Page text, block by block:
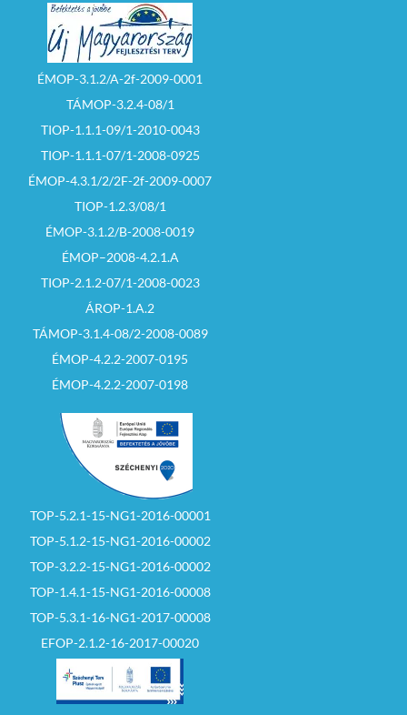
ÉMOP-3.1.2/A-2f-2009-0001
TÁMOP-3.2.4-08/1
TIOP-1.1.1-09/1-2010-0043
TIOP-1.1.1-07/1-2008-0925
ÉMOP-4.3.1/2/2F-2f-2009-0007
TIOP-1.2.3/08/1
ÉMOP-3.1.2/B-2008-0019
ÉMOP–2008-4.2.1.A
TIOP-2.1.2-07/1-2008-0023
ÁROP-1.A.2
TÁMOP-3.1.4-08/2-2008-0089
ÉMOP-4.2.2-2007-0195
ÉMOP-4.2.2-2007-0198
TOP-5.2.1-15-NG1-2016-00001
TOP-5.1.2-15-NG1-2016-00002
TOP-3.2.2-15-NG1-2016-00002
TOP-1.4.1-15-NG1-2016-00008
TOP-5.3.1-16-NG1-2017-00008
EFOP-2.1.2-16-2017-00020